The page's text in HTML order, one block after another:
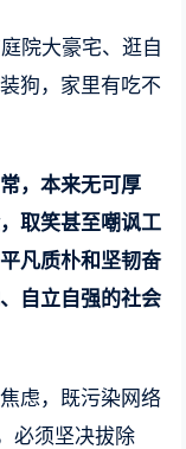
院大豪宅、逛自
狗，家里有吃不
，本来无可厚
取笑甚至嘲讽工
凡质朴和坚韧奋
自立自强的社会
虑，既污染网络
必须坚决拔除